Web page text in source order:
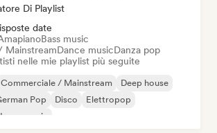
Di Playlist
date
Bass music
MainstreamDance musicDanza pop
nelle mie playlist più seguite
Commerciale / Mainstream
Deep house
Pop
Disco
Elettropop
music